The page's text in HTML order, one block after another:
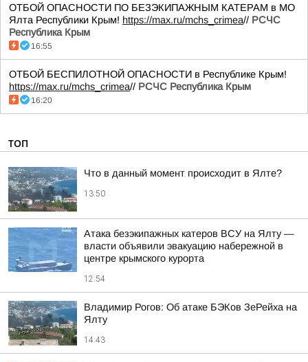
ОТБОЙ ОПАСНОСТИ ПО БЕЗЭКИПАЖНЫМ КАТЕРАМ в МО
Ялта Республики Крым! https://max.ru/mchs_crimea// РСЧС
Республика Крым
16:55
ОТБОЙ БЕСПИЛОТНОЙ ОПАСНОСТИ в Республике Крым!
https://max.ru/mchs_crimea// РСЧС Республика Крым
16:20
ТОП
Что в данный момент происходит в Ялте?
13:50
Атака безэкипажных катеров ВСУ на Ялту —
власти объявили эвакуацию набережной в
центре крымского курорта
12:54
Владимир Рогов: Об атаке БЭКов ЗеРейха на
Ялту
14:43